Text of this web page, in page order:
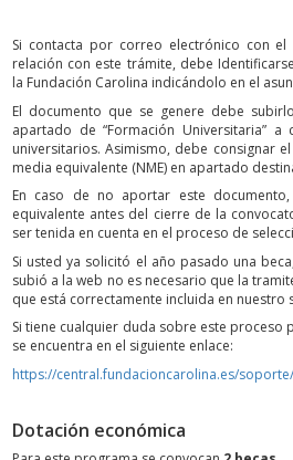
Si contacta por correo electrónico con el
relación con este trámite, debe
la Fundación Carolina indicándolo en el
El documento que se genere debe
apartado de “Formación Universitaria”
universitarios. Asimismo, debe consignar
media equivalente (NME) en apartado
En caso de no aportar este
equivalente antes del cierre de la
ser tenida en cuenta en el proceso de
Si usted ya solicitó el año pasado una
subió a la web no es necesario que la
que está correctamente incluida en nuestro
Si tiene cualquier duda sobre este proceso
se encuentra en el siguiente enlace:
https://central.fundacioncarolina.es/soporte/
Dotación económica